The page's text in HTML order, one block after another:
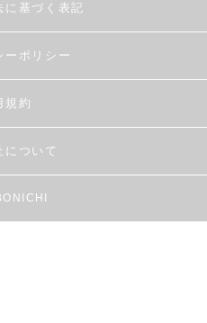
に基づく表記
ーポリシー
規約
について